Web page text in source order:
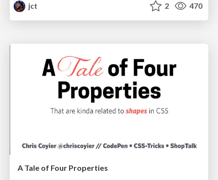
jct
2 470
A Tale of Four Properties